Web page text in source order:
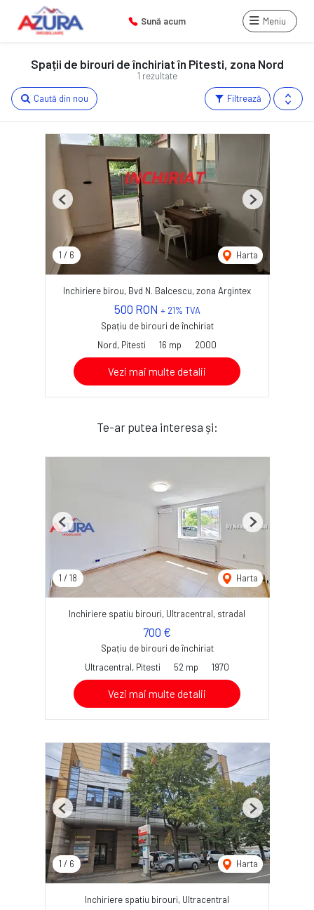
Sună acum Meniu
1 rezultate
Spații de birouri de închiriat în Pitesti, zona Nord
Filtrează
Caută din nou
1 / 6 Harta
Previous Next
Inchiriere birou, Bvd N. Balcescu, zona Argintex
500 RON + 21% TVA
Spațiu de birouri de închiriat
Nord, Pitesti
16 mp 2000
Vezi mai multe detalii
Te-ar putea interesa și:
1 / 18 Harta
Previous Next
Inchiriere spatiu birouri, Ultracentral, stradal
700 €
Spațiu de birouri de închiriat
Ultracentral, Pitesti
52 mp 1970
Vezi mai multe detalii
1 / 6 Harta
Previous Next
Inchiriere spatiu birouri, Ultracentral